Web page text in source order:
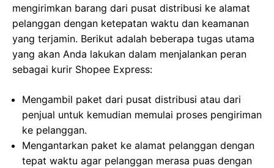
mengirimkan barang dari pusat distribusi ke alamat
pelanggan dengan ketepatan waktu dan keamanan
yang terjamin. Berikut adalah beberapa tugas utama
yang akan Anda lakukan dalam menjalankan peran
sebagai kurir Shopee Express:
Mengambil paket dari pusat distribusi atau dari
penjual untuk kemudian memulai proses pengiriman
ke pelanggan.
Mengantarkan paket ke alamat pelanggan dengan
tepat waktu agar pelanggan merasa puas dengan